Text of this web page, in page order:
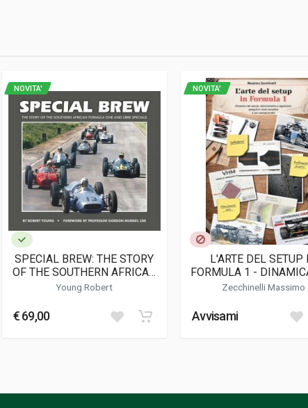
Editions
NOVITA'
SPECIAL BREW: THE STORY
OF THE SOUTHERN AFRICAN
FORMULA ONE AND LIBRE
Young Robert
€ 69,00
NOVITA'
L'ARTE DEL SETUP
FORMULA 1 -
VEICOLO,
MODO SEMPLICE E
ESEMPI PRATICI
Zecchinelli Massimo
Avvisami